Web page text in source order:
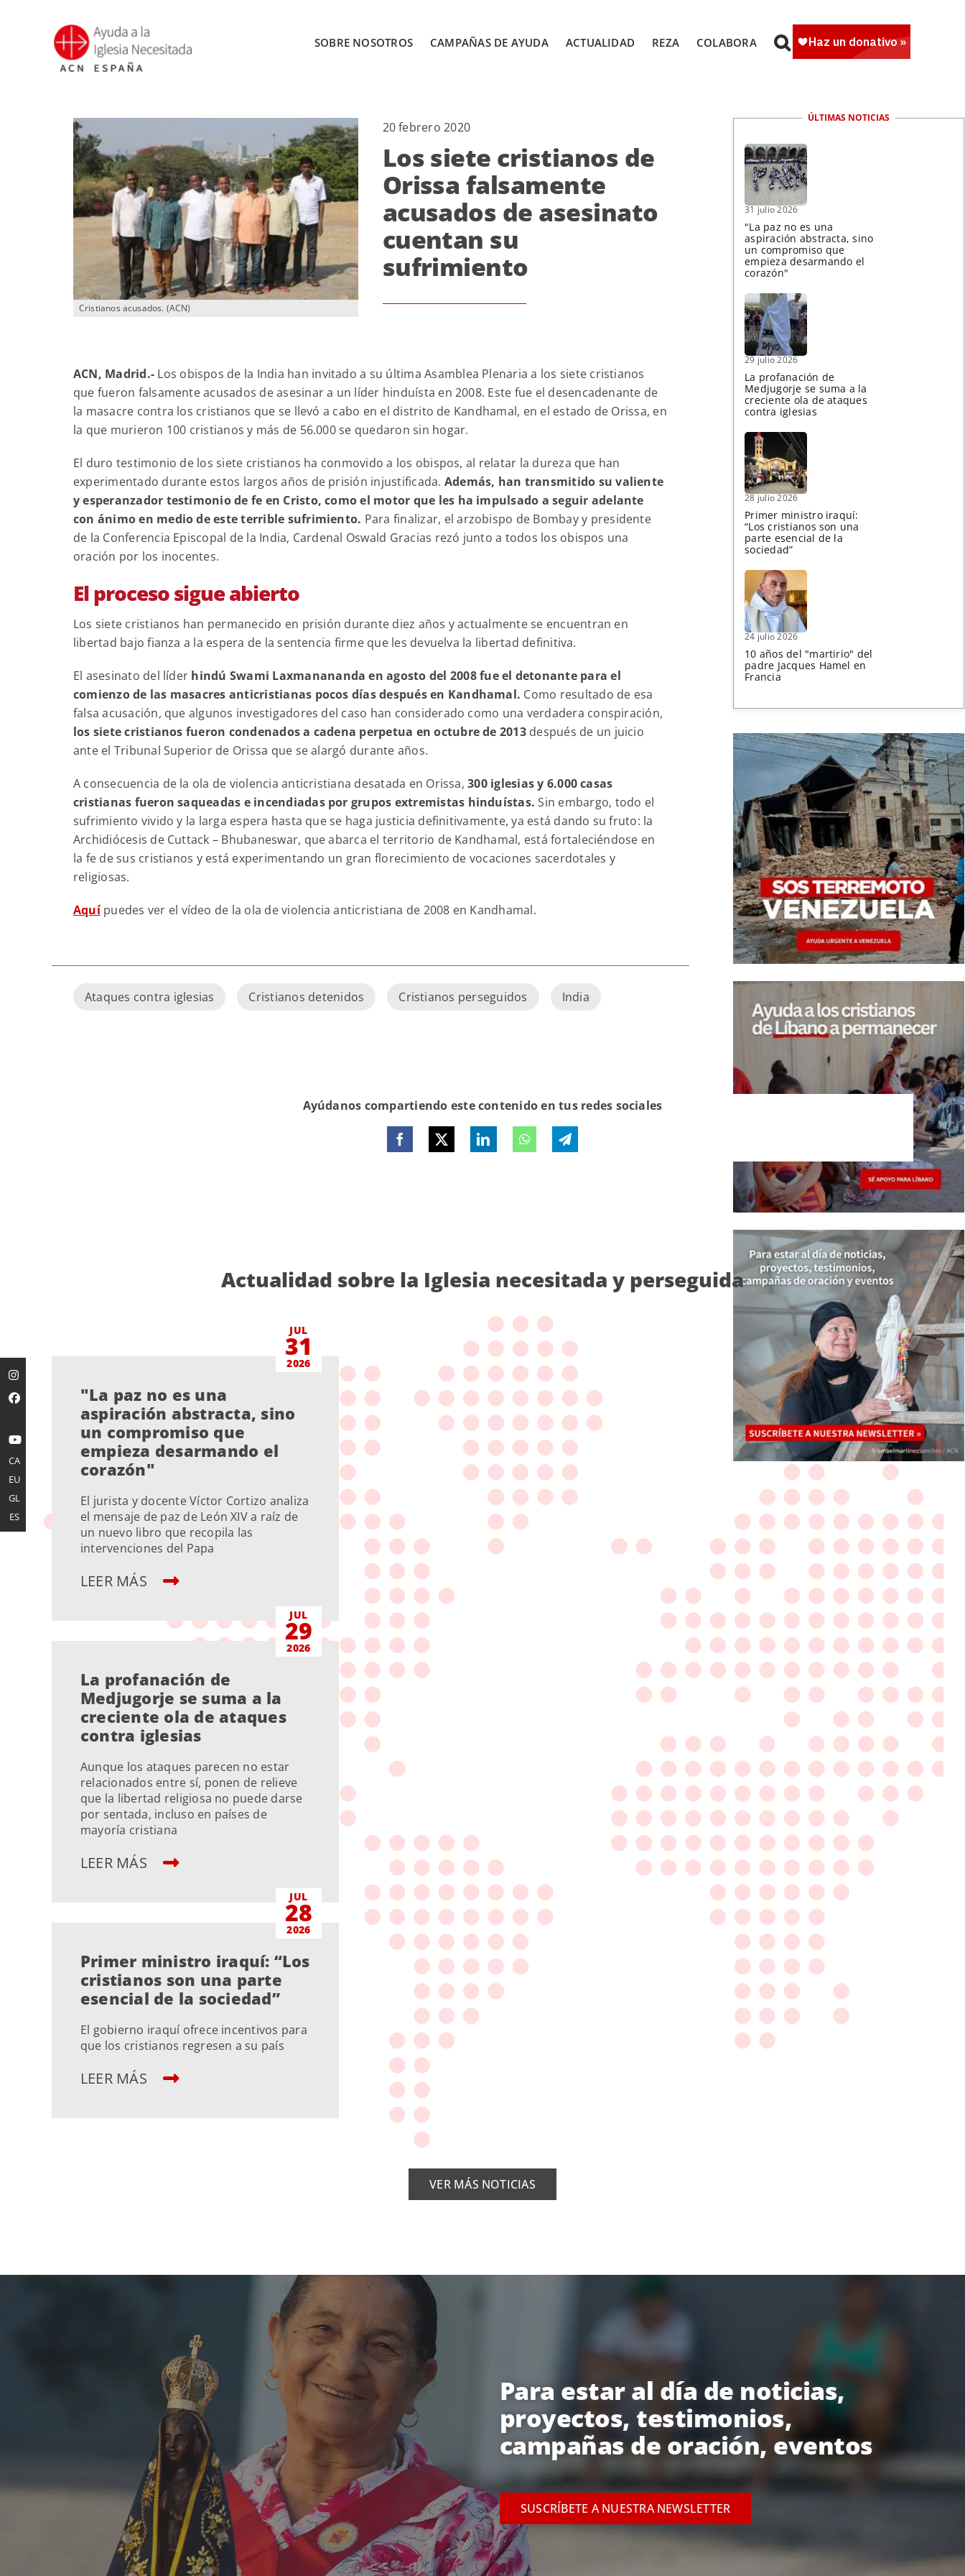
contenido
SOBRE NOSOTROS CAMPAÑAS DE AYUDA ACTUALIDAD REZA COLABORA
Cristianos acusados. (ACN)
20 febrero 2020
Los siete cristianos de
Orissa falsamente
acusados de asesinato
cuentan su
sufrimiento
ACN, Madrid.- Los obispos de la India han invitado a su última Asamblea Plenaria a los siete cristianos
que fueron falsamente acusados de asesinar a un líder hinduísta en 2008. Este fue el desencadenante de
la masacre contra los cristianos que se llevó a cabo en el distrito de Kandhamal, en el estado de Orissa, en
la que murieron 100 cristianos y más de 56.000 se quedaron sin hogar.
El duro testimonio de los siete cristianos ha conmovido a los obispos, al relatar la dureza que han
experimentado durante estos largos años de prisión injustificada. Además, han transmitido su valiente
y esperanzador testimonio de fe en Cristo, como el motor que les ha impulsado a seguir adelante
con ánimo en medio de este terrible sufrimiento. Para finalizar, el arzobispo de Bombay y presidente
de la Conferencia Episcopal de la India, Cardenal Oswald Gracias rezó junto a todos los obispos una
oración por los inocentes.
El proceso sigue abierto
Los siete cristianos han permanecido en prisión durante diez años y actualmente se encuentran en
libertad bajo fianza a la espera de la sentencia firme que les devuelva la libertad definitiva.
El asesinato del líder hindú Swami Laxmanananda en agosto del 2008 fue el detonante para el
comienzo de las masacres anticristianas pocos días después en Kandhamal. Como resultado de esa
falsa acusación, que algunos investigadores del caso han considerado como una verdadera conspiración,
los siete cristianos fueron condenados a cadena perpetua en octubre de 2013después de un juicio
ante el Tribunal Superior de Orissa que se alargó durante años.
A consecuencia de la ola de violencia anticristiana desatada en Orissa,300 iglesias y 6.000 casas
cristianas fueron saqueadas e incendiadas por grupos extremistas hinduístas. Sin embargo, todo el
sufrimiento vivido y la larga espera hasta que se haga justicia definitivamente, ya está dando su fruto: la
Archidiócesis de Cuttack – Bhubaneswar, que abarca el territorio de Kandhamal, está fortaleciéndose en
la fe de sus cristianos y está experimentando un gran florecimiento de vocaciones sacerdotales y
religiosas.
Aquípuedes ver el vídeo de la ola de violencia anticristiana de 2008 en Kandhamal.
Ataques contra iglesias Cristianos detenidos Cristianos perseguidos India
ÚLTIMAS NOTICIAS
31 julio 2026
"La paz no es una
aspiración abstracta, sino
un compromiso que
empieza desarmando el
corazón"
29 julio 2026
La profanación de
Medjugorje se suma a la
creciente ola de ataques
contra iglesias
28 julio 2026
Primer ministro iraquí:
“Los cristianos son una
parte esencial de la
sociedad”
24 julio 2026
10 años del "martirio" del
padre Jacques Hamel en
Francia
Ayúdanos compartiendo este contenido en tus redes sociales
Actualidad sobre la Iglesia necesitada y perseguida
JUL
31
2026
"La paz no es una
aspiración abstracta, sino
un compromiso que
empieza desarmando el
corazón"
El jurista y docente Víctor Cortizo analiza
el mensaje de paz de León XIV a raíz de
un nuevo libro que recopila las
intervenciones del Papa
LEER MÁS
JUL
29
2026
La profanación de
Medjugorje se suma a la
creciente ola de ataques
contra iglesias
Aunque los ataques parecen no estar
relacionados entre sí, ponen de relieve
que la libertad religiosa no puede darse
por sentada, incluso en países de
mayoría cristiana
LEER MÁS
JUL
28
2026
Primer ministro iraquí: “Los
cristianos son una parte
esencial de la sociedad”
El gobierno iraquí ofrece incentivos para
que los cristianos regresen a su país
LEER MÁS
VER MÁS NOTICIAS
Para estar al día de noticias,
proyectos, testimonios,
campañas de oración, eventos
SUSCRÍBETE A NUESTRA NEWSLETTER
CA
EU
GL
ES